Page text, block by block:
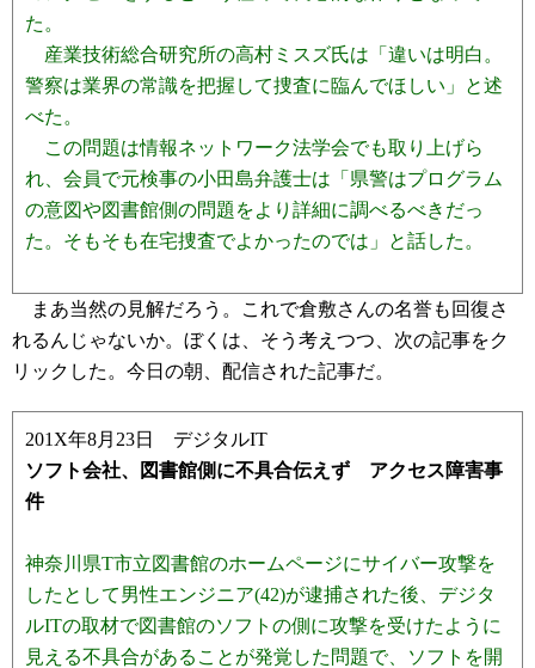
た。
産業技術総合研究所の高村ミスズ氏は「違いは明白。
警察は業界の常識を把握して捜査に臨んでほしい」と述
べた。
この問題は情報ネットワーク法学会でも取り上げら
れ、会員で元検事の小田島弁護士は「県警はプログラム
の意図や図書館側の問題をより詳細に調べるべきだっ
た。そもそも在宅捜査でよかったのでは」と話した。
まあ当然の見解だろう。これで倉敷さんの名誉も回復さ
れるんじゃないか。ぼくは、そう考えつつ、次の記事をク
リックした。今日の朝、配信された記事だ。
201X年8月23日 デジタルIT
ソフト会社、図書館側に不具合伝えず アクセス障害事
件
神奈川県T市立図書館のホームページにサイバー攻撃を
したとして男性エンジニア(42)が逮捕された後、デジタ
ルITの取材で図書館のソフトの側に攻撃を受けたように
見える不具合があることが発覚した問題で、ソフトを開